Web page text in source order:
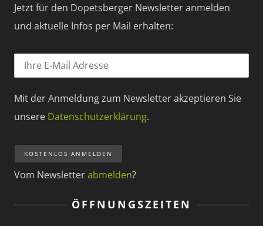
Jetzt für den Dopetsberger Newsletter anmelden
und aktuelle Infos per Mail erhalten:
Mit der Anmeldung zum Newsletter akzeptieren Sie
unsere Datenschutzerklärung.
Vom Newsletterabmelden?
ÖFFNUNGSZEITEN